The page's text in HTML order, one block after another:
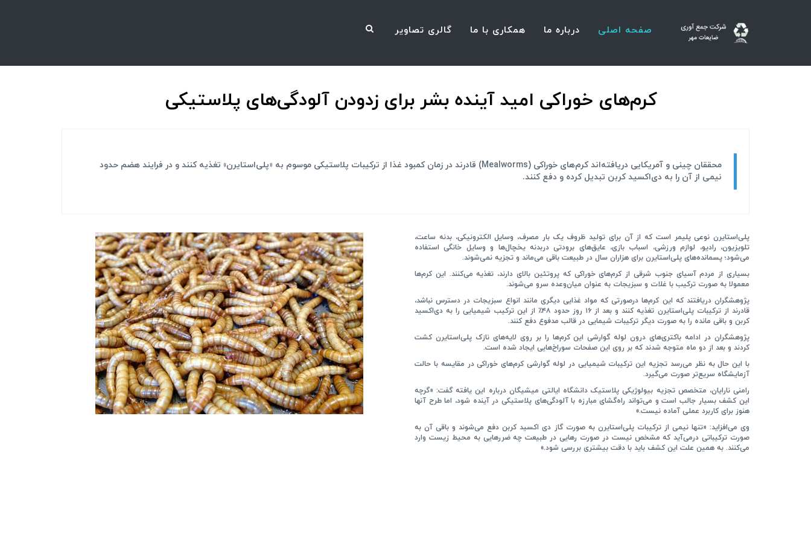
صفحه اصلی درباره ما همکاری با ما گالری تصاویر
کرم‌های خوراکی امید آینده بشر برای زدودن آلودگی‌های پلاستیکی
محققان چینی و آمریکایی دریافته‌اند کرم‌های خوراکی (Mealworms) قادرند در زمان کمبود غذا از ترکیبات پلاستیکی موسوم به «پلی‌استایرن» تغذیه کنند و در فرایند هضم حدود
نیمی از آن را به دی‌اکسید کربن تبدیل کرده و دفع کنند.
پلی‌استایرن نوعی پلیمر است که از آن برای تولید ظروف یک بار مصرف، وسایل الکترونیکی، بدنه ساعت،
تلویزیون، رادیو، لوازم ورزشی، اسباب بازی، عایق‌های برودتی دربدنه یخچال‌ها و وسایل خانگی استفاده
می‌شود؛ پسمانده‌های پلی‌استایرن برای هزاران سال در طبیعت باقی می‌ماند و تجزیه نمی‌شوند.
بسیاری از مردم آسیای جنوب شرقی از کرم‌های خوراکی که پروتئین بالای دارند، تغذیه می‌کنند. این کرم‌ها
معمولا به صورت ترکیب با غلات و سبزیجات به عنوان میان‌وعده سرو می‌شوند.
پژوهشگران دریافتند که این کرم‌ها درصورتی که مواد غذایی دیگری مانند انواع سبزیجات در دسترس نباشد،
قادرند از ترکیبات پلی‌استایرن تغذیه کنند و بعد از ۱۶ روز حدود ۴۸٪ از این ترکیب شیمیایی را به دی‌اکسید
کربن و باقی مانده را به صورت دیگر ترکیبات شیمایی در قالب مدفوع دفع کنند.
پژوهشگران در ادامه باکتری‌های درون لوله گوارشی این کرم‌ها را بر روی لایه‌های نازک پلی‌استایرن کشت
کردند و بعد از دو ماه متوجه شدند که بر روی این صفحات سوراخ‌هایی ایجاد شده است.
با این حال به نظر می‌رسد تجزیه این ترکیبات شیمیایی در لوله گوارشی کرم‌های خوراکی در مقایسه با حالت
آزمایشگاه سریع‌تر صورت می‌گیرد.
رامنی نارایان، متخصص تجزیه بیولوژیکی پلاستیک دانشگاه ایالتی میشیگان درباره این یافته گفت: «گرچه
این کشف بسیار جالب است و می‌تواند راه‌گشای مبارزه با آلودگی‌های پلاستیکی در آینده شود، اما طرح آنها
هنوز برای کاربرد عملی آماده نیست.»
وی می‌افزاید: «تنها نیمی از ترکیبات پلی‌استایرن به صورت گاز دی اکسید کربن دفع می‌شوند و باقی آن به
صورت ترکیباتی درمی‌آید که مشخص نیست در صورت رهایی در طبیعت چه ضررهایی به محیط زیست وارد
می‌کنند. به همین علت این کشف باید با دقت بیشتری بررسی شود.»